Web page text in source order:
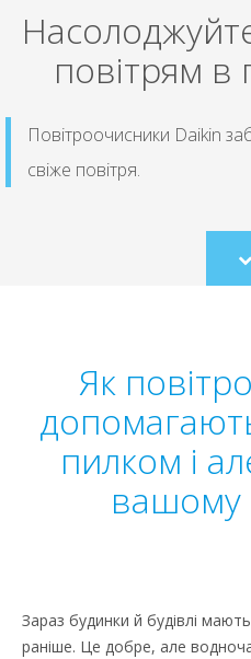
повітрям в
Повітроочисники Daikin
свіже повітря.
Як
пилком і
вашому
Зараз будинки й будівлі
раніше. Це добре, але